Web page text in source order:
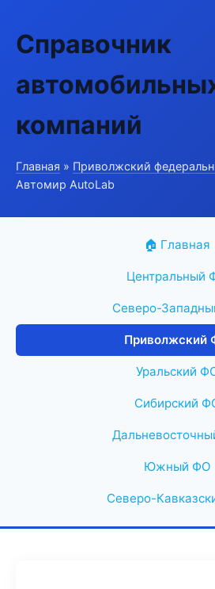
Справочник
компаний
Главная » Приволжский
Автомир AutoLab
🏠 Главная
Центральный
Северо-
Приволжский
Уральский
Сибирский
Южный ФО
Северо-